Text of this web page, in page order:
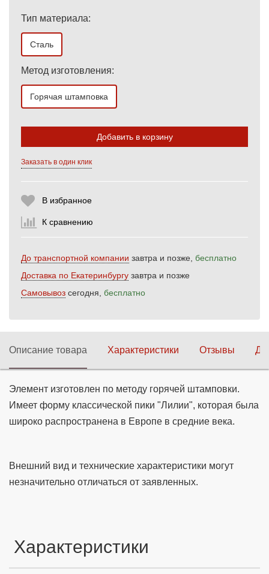
Тип материала:
Сталь
Метод изготовления:
Горячая штамповкаВыберите количество:
Добавить в корзину
Заказать в один клик
В избранное
К сравнению
До транспортной компании завтра и позже, бесплатно
Доставка по Екатеринбургу завтра и позже
Самовывоз сегодня, бесплатно
Описание товара Характеристики Отзывы
Элемент изготовлен по методу горячей штамповки.
Имеет форму классической пики "Лилии", которая была
широко распространена в Европе в средние века.
Внешний вид и технические характеристики могут
незначительно отличаться от заявленных.
Характеристики